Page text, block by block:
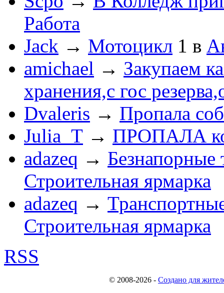
Работа
Jack → Мотоцикл 1 в
amichael → Закупаем
хранения,с гос
Dvaleris → Пропала
Julia_T → ПРОПАЛА
adazeq → Безнапорные
Строительная ярмарка
adazeq →
Строительная ярмарка
RSS
© 2008-2026 - Создано для